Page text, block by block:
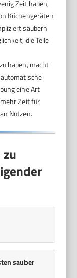
Zeit haben,
Küchengeräten
säubern
die Teile
haben, macht
eine Art
Zeit für
Nutzen.
sauber